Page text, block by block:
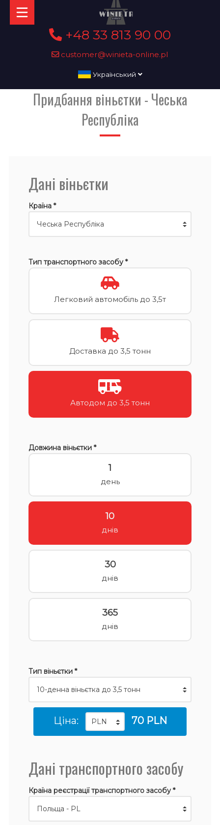
+48 33 813 90 00
customer@winieta-online.pl
Український
Придбання віньєтки - Чеська
Республіка
Дані віньєтки
Країна *
Тип транспортного засобу *
Легковий автомобіль до 3,5т
Доставка до 3,5 тонн
Автодом до 3,5 тонн
Довжина віньєтки *
1
день
10
днів
30
днів
365
днів
Тип віньєтки *
Ціна: 70 PLN
Дані транспортного засобу
Країна реєстрації транспортного засобу *